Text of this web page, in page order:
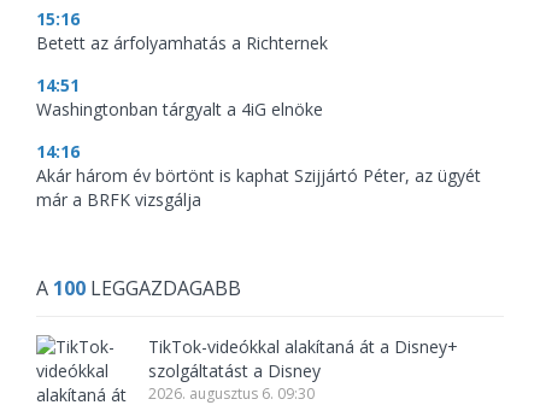
15:16
Betett az árfolyamhatás a Richternek
14:51
Washingtonban tárgyalt a 4iG elnöke
14:16
Akár három év börtönt is kaphat Szijjártó Péter, az ügyét
már a BRFK vizsgálja
A 100 LEGGAZDAGABB
TikTok-videókkal alakítaná át a Disney+
szolgáltatást a Disney
2026. augusztus 6. 09:30